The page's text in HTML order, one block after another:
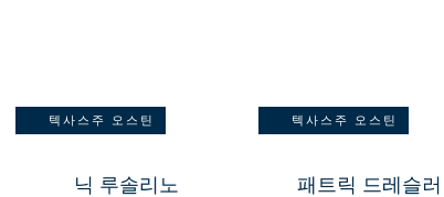
텍사스주 오스틴
닉 루솔리노
텍사스주 오스틴
패트릭 드레슬러